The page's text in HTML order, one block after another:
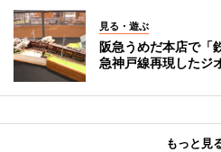
見る・遊ぶ
阪急うめだ本店で
急神戸線再現したジ
もっと見